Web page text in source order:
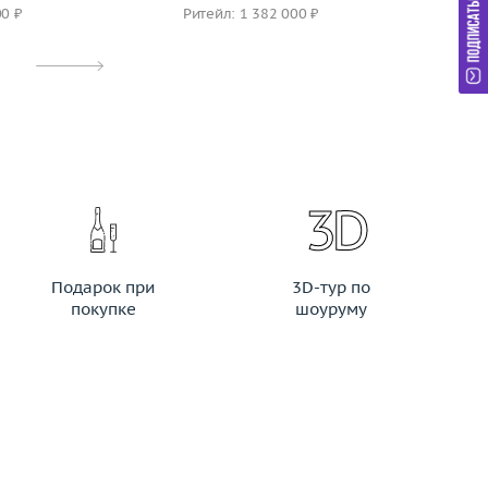
₽ Ритейл: 1 382 000 ₽
Подарок при
покупке
3D-тур по
шоуруму